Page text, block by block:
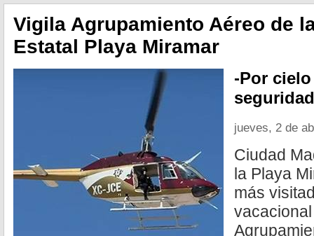
Vigila Agrupamiento Aéreo de
Estatal Playa Miramar
-Por
jueves, 2 de
Ciudad
la Playa
más